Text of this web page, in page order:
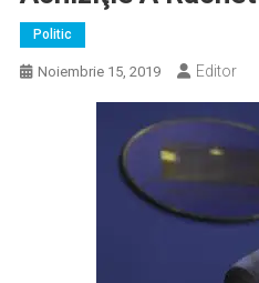
Politic
Noiembrie 15, 2019 Editor